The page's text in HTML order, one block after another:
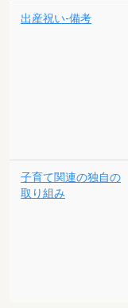
出産祝い-備考
子育て関連の独自の
取り組み